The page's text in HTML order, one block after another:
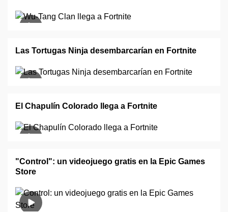
Las Tortugas Ninja desembarcarían en Fortnite
El Chapulín Colorado llega a Fortnite
"Control": un videojuego gratis en la Epic Games
Store